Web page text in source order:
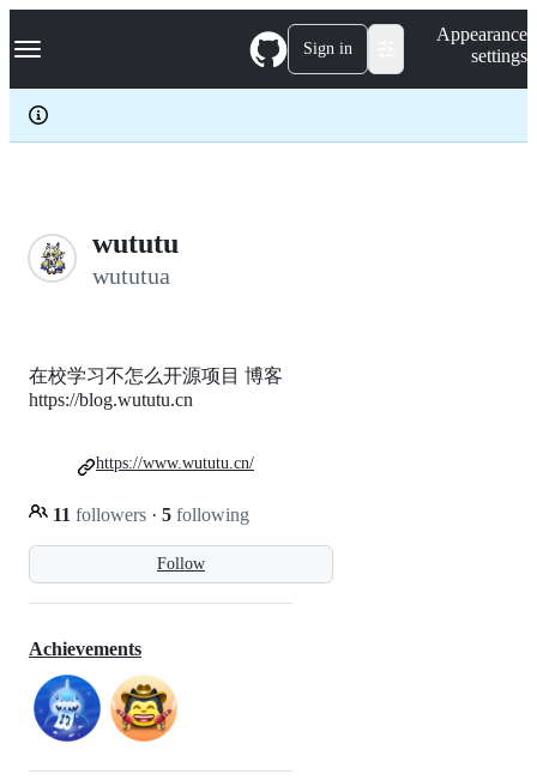
k
p
c
Navigation Menu Sign in
Appearance
settings
wututu
wututua
Follow
在校学习不怎么开源项目 博客
https://blog.wututu.cn
11 followers · 5 following
https://www.wututu.cn/
Achievements